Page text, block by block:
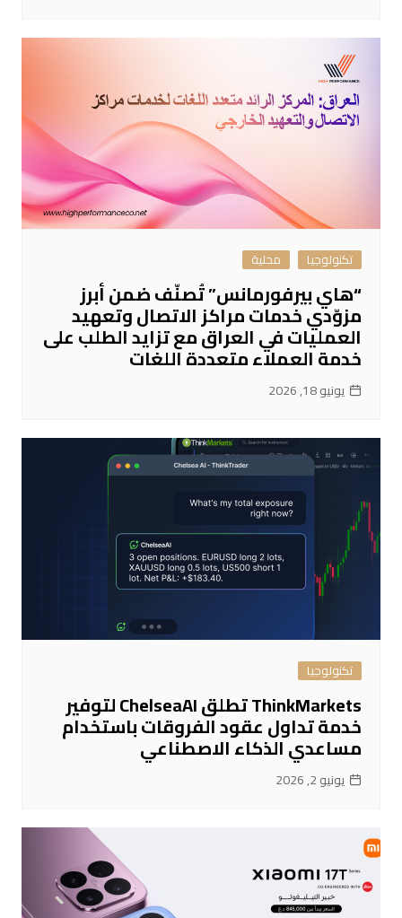
تكنولوجيا محلية
“هاي بيرفورمانس” تُصنّف ضمن أبرز
مزوّدي خدمات مراكز الاتصال وتعهيد
العمليات في العراق مع تزايد الطلب على
خدمة العملاء متعددة اللغات
يونيو 18, 2026
تكنولوجيا
ThinkMarkets تطلق ChelseaAI لتوفير
خدمة تداول عقود الفروقات باستخدام
مساعدي الذكاء الاصطناعي
يونيو 2, 2026